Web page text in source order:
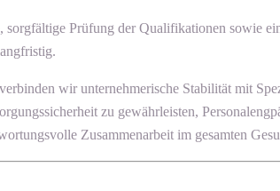
Prüfung der Qualifikationen sowie
wir unternehmerische Stabilität mit
zu gewährleisten,
Zusammenarbeit im gesamten